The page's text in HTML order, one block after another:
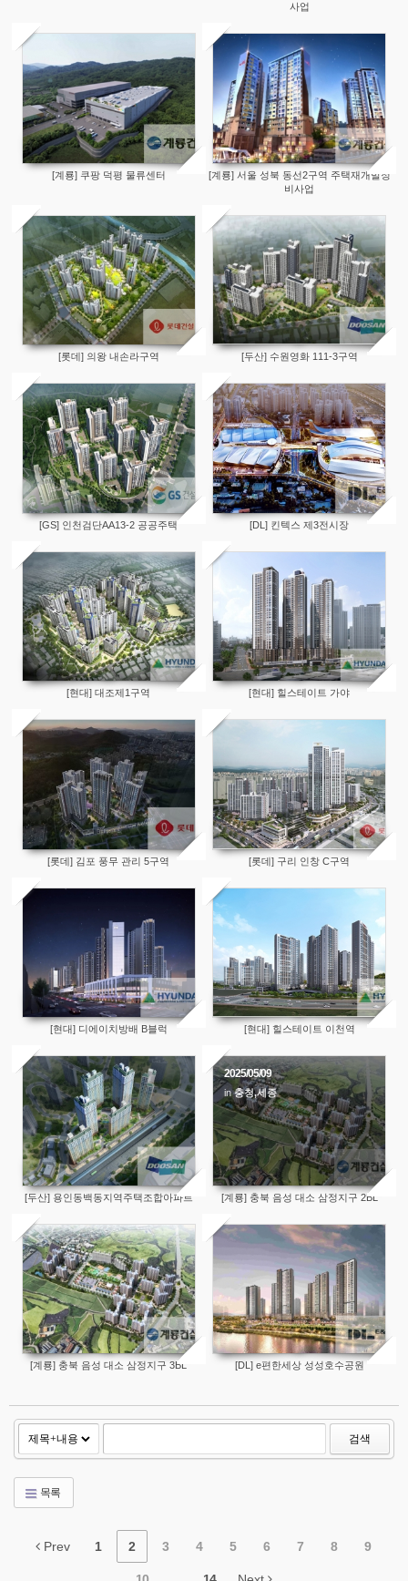
사업
[계룡] 쿠팡 덕평 물류센터
[계룡] 서울 성북 동선2구역 주택재개발정
비사업
[롯데] 의왕 내손라구역 [두산] 수원영화 111-3구역
[GS] 인천검단AA13-2 공공주택 [DL] 킨텍스 제3전시장
[현대] 대조제1구역 [현대] 힐스테이트 가야
[롯데] 김포 풍무 관리 5구역 [롯데] 구리 인창 C구역
[현대] 디에이치방배 B블럭 [현대] 힐스테이트 이천역
[두산] 용인동백동지역주택조합아파트
2025/05/09
in충청,세종
[계룡] 충북 음성 대소 삼정지구 2BL
[계룡] 충북 음성 대소 삼정지구 3BL [DL] e편한세상 성성호수공원
검색
목록
Prev 1 2 3 4 5 6 7 8 9